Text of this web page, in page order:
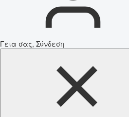
Γεια σας, Σύνδεση